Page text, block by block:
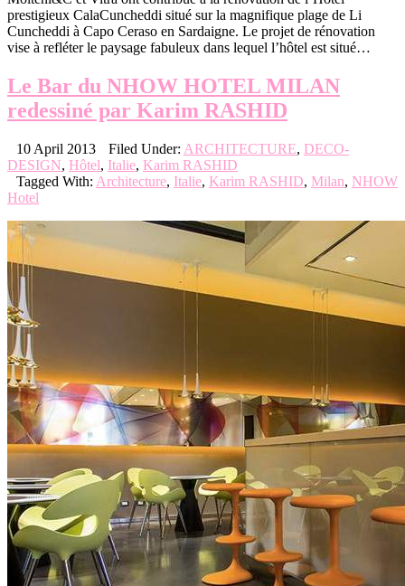
prestigieux CalaCuncheddi situé sur la magnifique plage de Li
Cuncheddi à Capo Ceraso en Sardaigne. Le projet de rénovation
vise à refléter le paysage fabuleux dans lequel l’hôtel est situé…
Le Bar du NHOW HOTEL MILAN
redessiné par Karim RASHID
10 April 2013 Filed Under: ARCHITECTURE, DECO-
DESIGN, Hôtel, Italie, Karim RASHID
Tagged With: Architecture, Italie, Karim RASHID, Milan, NHOW
Hotel